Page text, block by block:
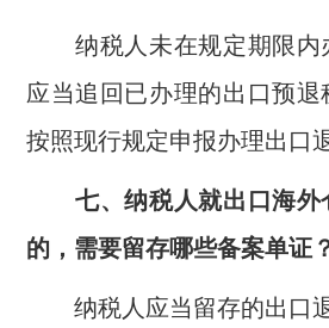
纳税人未在规定期限内
应当追回已办理的出口预
按照现行规定申报办理出口
七、纳税人就出口海外
的，需要留存哪些备案单证
纳税人应当留存的出口